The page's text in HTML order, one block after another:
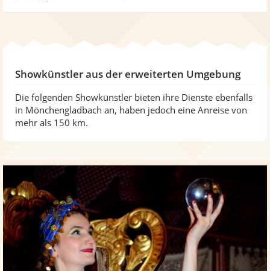
Showkünstler aus der erweiterten Umgebung
Die folgenden Showkünstler bieten ihre Dienste ebenfalls
in Mönchengladbach an, haben jedoch eine Anreise von
mehr als 150 km.